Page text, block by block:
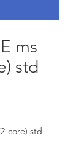
ms
std
core) std